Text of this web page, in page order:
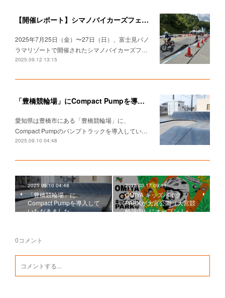
【開催レポート】シマノバイカーズフェスティバル2025でパンプトラック体験＆タイムアタックチャレンジ！
2025年7月25日（金）〜27日（日）、富士見パノ
ラマリゾートで開催されたシマノバイカーズフ…
2025.09.12 13:15
「豊橋競輪場」にCompact Pumpを導入していただきました。
愛知県は豊橋市にある「豊橋競輪場」に、
Compact Pumpのパンプトラックを導入してい…
2025.09.10 04:48
2025.09.10 04:48
「豊橋競輪場」に
Compact Pumpを導入して
いただきました。
2025.03.17 09:11
OMIYA キッズバイク
PARKが大宮公園（大宮競
輪場内）にオープン！※…
0コメント